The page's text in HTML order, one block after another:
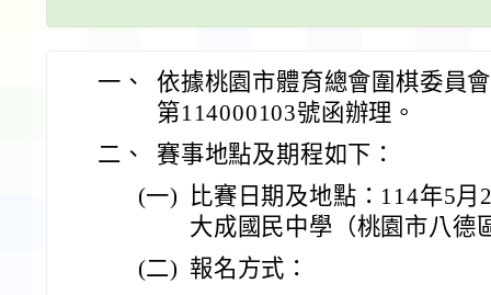
一、
依據桃園市體育總會圍棋委員
第114000103號函辦理。
二、
賽事地點及期程如下：
(一) 比賽日期及地點：114年5
大成國民中學（桃園市八德
(二) 報名方式：